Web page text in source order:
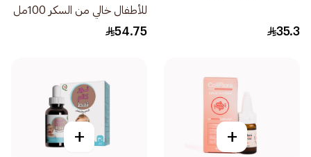
35.3
للأطفال خالي من السكر 100مل
54.75
+
+